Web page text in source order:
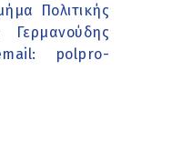
Πολιτικής
polpro-